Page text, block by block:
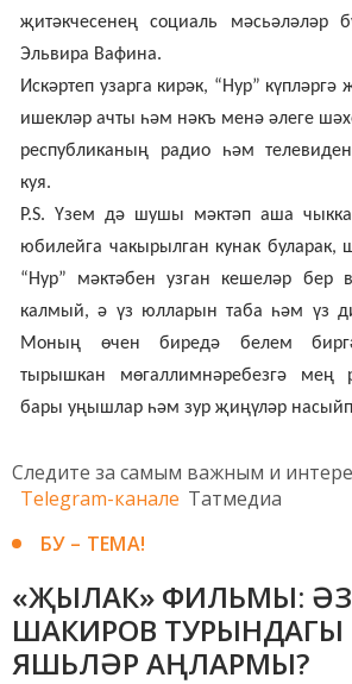
җитәкчесенең социаль мәсьәләләр
Эльвира Вафина.
Искәртеп узарга кирәк, “Нур” күпләргә
ишекләр ачты һәм нәкъ менә әлеге
республиканың радио һәм
куя.
P.S. Үзем дә шушы мәктәп аша
юбилейга чакырылган кунак буларак,
“Нур” мәктәбен узган кешеләр бер
калмый, ә үз юлларын таба һәм үз
Моның өчен биредә белем
тырышкан мөгаллимнәребезгә мең
бары уңышлар һәм зур җиңүләр
Следите за самым важным и
Telegram-канале Татмедиа
БУ – ТЕМА!
«ҖЫЛАК» ФИЛЬМЫ:
ШАКИРОВ
ЯШЬЛӘР АҢЛАРМЫ?